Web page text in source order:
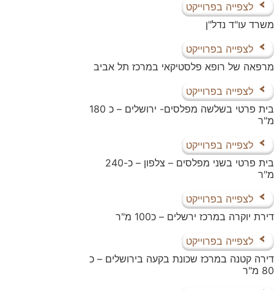
לצפייה בפרוייקט
משרד עו"ד נדל"ן
לצפייה בפרוייקט
מרפאה של רופא פלסטיקאי במרכז תל אביב
לצפייה בפרוייקט
בית פרטי בשלשה מפלסים- ירושלים – כ 180
מ"ר
לצפייה בפרוייקט
בית פרטי בשני מפלסים – צלפון – כ-240
מ"ר
לצפייה בפרוייקט
דירת יוקרה במרכז ירשלים – כ100 מ"ר
לצפייה בפרוייקט
דירה קטנה במרכז שכונת בקעה בירושלים – כ
80 מ"ר